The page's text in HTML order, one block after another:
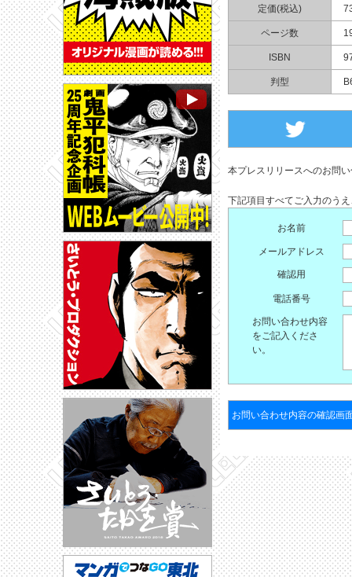
定価(税込)
ページ数
ISBN
判型
本プレスリリースへのお問
下記項目すべてご入力のう
お名前
メールアドレス
確認用
電話番号
お問い合わせ内容
をご記入くださ
い。